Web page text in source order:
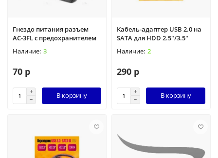
Гнездо питания разъем
АС-3FL с предохранителем
3
70 р
В корзину
Кабель-адаптер USB 2.0 на
SATA для HDD 2.5"/3.5"
2
290 р
В корзину